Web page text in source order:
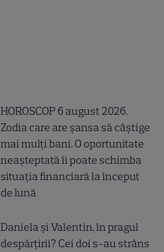
HOROSCOP 6 august 2026.
Zodia care are șansa să câștige
mai mulți bani. O oportunitate
neașteptată îi poate schimba
situația financiară la început
de lună
Daniela și Valentin, în pragul
despărțirii? Cei doi s-au strâns